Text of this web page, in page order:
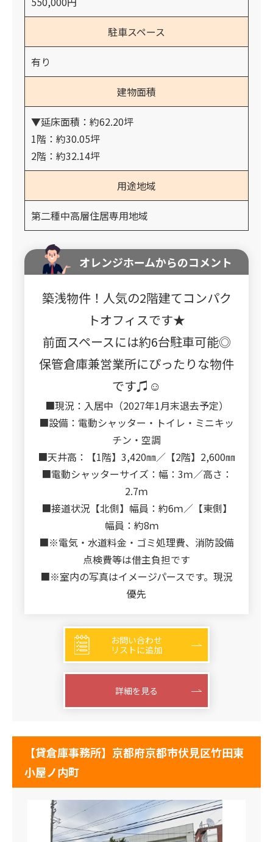
駐車スペース
有り
建物面積
▼延床面積：約62.20坪
1階：約30.05坪
2階：約32.14坪
用途地域
第二種中高層住居専用地域
オレンジホームからのコメント
築浅物件！人気の2階建てコンパク
トオフィスです★
前面スペースには約6台駐車可能◎
保管倉庫兼営業所にぴったりな物件
です♫☺
■現況：入居中（2027年1月末退去予定）
■設備：電動シャッター・トイレ・ミニキッ
チン・空調
■天井高：【1階】3,420㎜／【2階】2,600㎜
■電動シャッターサイズ：幅：3ｍ／高さ：
2.7ｍ
■接道状況【北側】幅員：約6ｍ／【東側】
幅員：約8ｍ
■※電気・水道料金・ゴミ処理費、消防設備
点検費等は借主負担です
■※室内の写真はイメージパースです。現況
優先
お問い合わせ
リストに追加
詳細を見る
【貸倉庫事務所】京都府京都市伏見区竹田東
小屋ノ内町